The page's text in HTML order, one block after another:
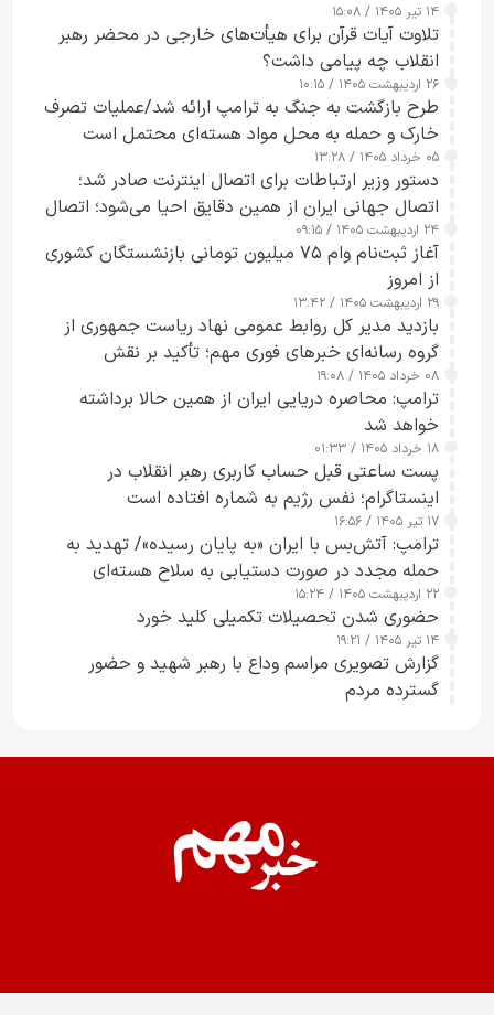
۱۴ تیر ۱۴۰۵ / ۱۵:۰۸
تلاوت آیات قرآن برای هیأت‌های خارجی در محضر رهبر
انقلاب چه پیامی داشت؟
۲۶ اردیبهشت ۱۴۰۵ / ۱۰:۱۵
طرح‌ بازگشت به جنگ به ترامپ ارائه شد/عملیات تصرف
خارک و حمله به محل مواد هسته‌ای محتمل است
۰۵ خرداد ۱۴۰۵ / ۱۳:۲۸
دستور وزیر ارتباطات برای اتصال اینترنت صادر شد؛
اتصال جهانی ایران از همین دقایق احیا می‌شود؛ اتصال
کامل مردم تا ۲۴ ساعت آینده
۲۴ اردیبهشت ۱۴۰۵ / ۰۹:۱۵
آغاز ثبت‌نام وام ۷۵ میلیون تومانی بازنشستگان کشوری
از امروز
۲۹ اردیبهشت ۱۴۰۵ / ۱۳:۴۲
بازدید مدیر کل روابط عمومی نهاد ریاست جمهوری از
گروه رسانه‌ای خبرهای فوری مهم؛ تأکید بر نقش
رسانه‌های هوشمند و مسئول در ارتقای آگاهی عمومی
۰۸ خرداد ۱۴۰۵ / ۱۹:۰۸
ترامپ: محاصره دریایی ایران از همین حالا برداشته
خواهد شد
۱۸ خرداد ۱۴۰۵ / ۰۱:۳۳
پست ساعتی قبل حساب کاربری رهبر انقلاب در
اینستاگرام؛ نفس رژیم به شماره افتاده است​
۱۷ تیر ۱۴۰۵ / ۱۶:۵۶
ترامپ: آتش‌بس با ایران «به پایان رسیده»/ تهدید به
حمله مجدد در صورت دستیابی به سلاح هسته‌ای
۲۲ اردیبهشت ۱۴۰۵ / ۱۵:۲۴
حضوری شدن تحصیلات تکمیلی کلید خورد
۱۴ تیر ۱۴۰۵ / ۱۹:۲۱
گزارش تصویری مراسم وداع با رهبر شهید و حضور
گسترده مردم